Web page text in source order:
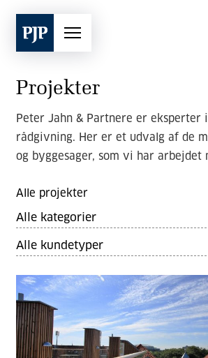
Projekter
Peter Jahn & Partnere er eksperter
rådgivning. Her er et udvalg af de
og byggesager, som vi har arbejdet
Alle projekter